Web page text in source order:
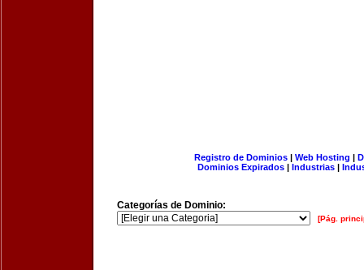
Registro de Dominios| Web Hosting |
Dominios Expirados | Industrias |
Categorías de Dominio:
[Pág.